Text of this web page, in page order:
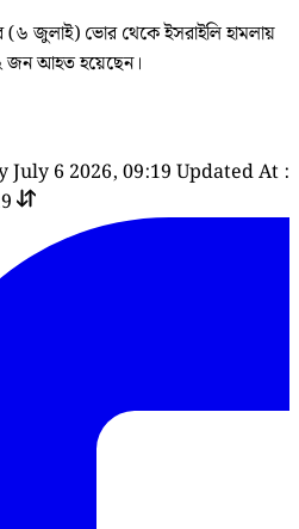
(৬ জুলাই) ভোর থেকে ইসরাইলি হামলায়
জন আহত হয়েছেন।
6 2026, 09:19 Updated At :